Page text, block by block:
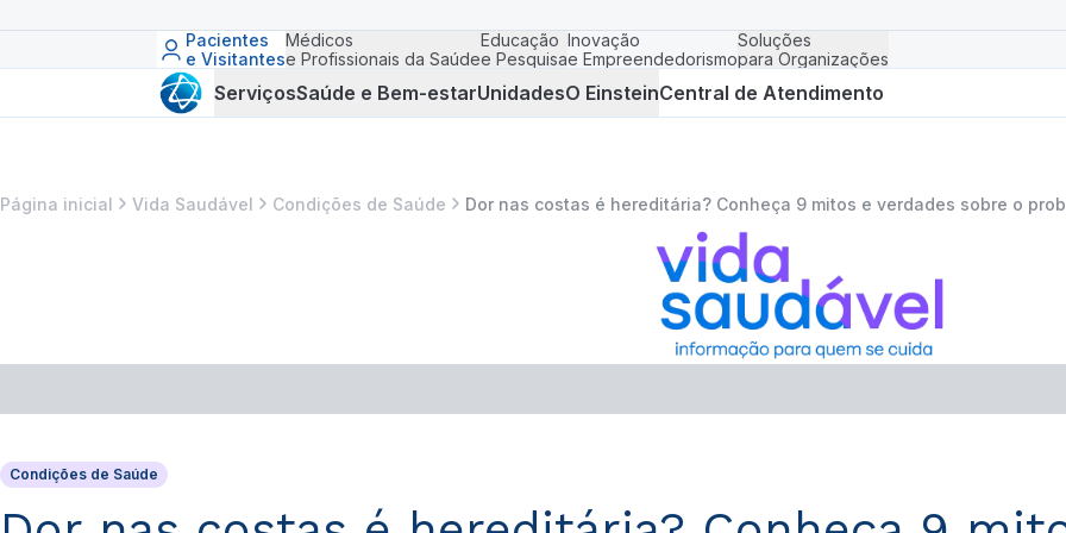
Pacientes
e Visitantes
Médicos
e Profissionais da Saúde
Educação
e Pesquisa
Inovação
e Empreendedorismo
Soluções
para Organizações
ServiçosSaúde e Bem-estarUnidadesO EinsteinCentral de Atendimento
Página inicial Vida Saudável Condições de Saúde Dor nas costas é hereditária? Conheça 9 mitos e verdades sobre o
Condições de Saúde